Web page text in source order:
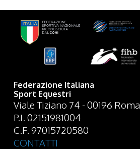
Federazione Italiana
Sport Equestri
Viale Tiziano 74 - 00196 Roma
P.I. 02151981004
C.F. 97015720580
CONTATTI